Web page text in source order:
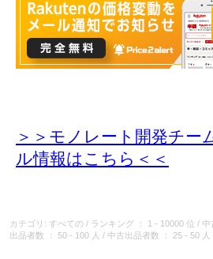
＞＞モノレート開発チー
ル情報はこちら＜＜
カテゴリ: すべての / ランキング ： 1 - 10000 位 / 中
出品者数
： 50 - 100 人 / 中古出品者数 ： 25 - 50 人